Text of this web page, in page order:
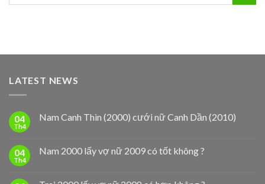
LATEST NEWS
04
Th4
Nam Canh Thìn (2000) cưới nữ Canh Dần (2010)
04
Th4
Nam 2000 lấy vợ nữ 2009 có tốt không ?